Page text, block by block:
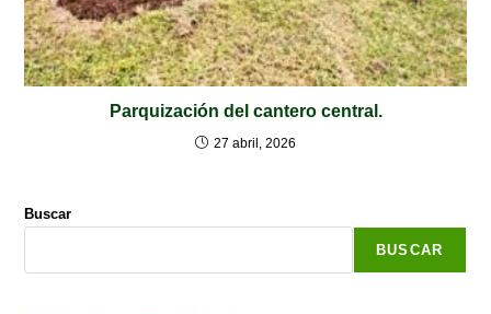
Parquización del cantero central.
27 abril, 2026
Buscar
BUSCAR